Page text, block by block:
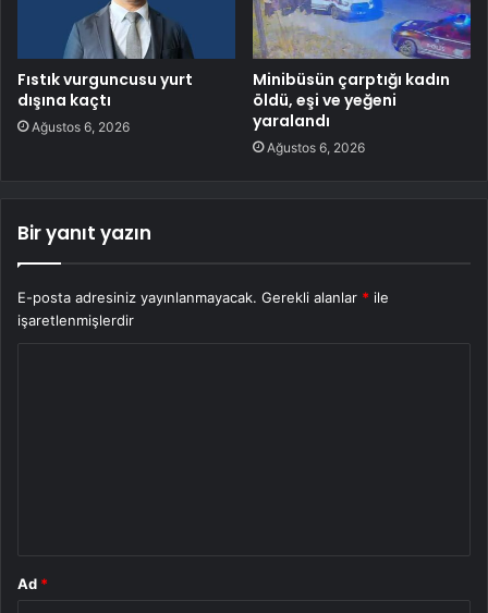
Fıstık vurguncusu yurt
dışına kaçtı
Ağustos 6, 2026
Minibüsün çarptığı kadın
öldü, eşi ve yeğeni
yaralandı
Ağustos 6, 2026
Bir yanıt yazın
E-posta adresiniz yayınlanmayacak. Gerekli alanlar * ile
işaretlenmişlerdir
Ad *